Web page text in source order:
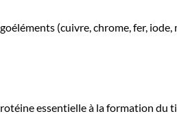
(cuivre, chrome, fer,
essentielle à la formation du